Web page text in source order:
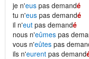
je n'eus pas demandé
tu n'eus pas demandé
il n'eut pas demandé
nous n'eûmes pas
vous n'eûtes pas
ils n'eurent pas demand